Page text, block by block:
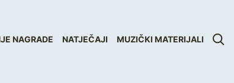
NAGRADE NATJEČAJI MUZIČKI MATERIJALI